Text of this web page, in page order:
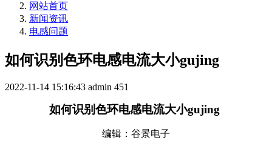
网站首页
新闻资讯
电感问题
如何识别色环电感电流大小gujing
2022-11-14 15:16:43 admin 451
如何识别色环电感电流大小gujing
编辑：谷景电子